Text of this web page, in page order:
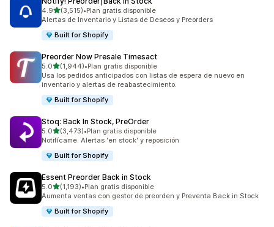
4.9de 5 estrellas
(3,515)
3515 reseñas en total
•Plan gratis disponible
Alertas de Inventario y Listas de Deseos y Preorders
Built for Shopify
Preorder Now Presale Timesact
5.0de 5 estrellas
(1,944)
1944 reseñas en total
•Plan gratis disponible
Usa los pedidos anticipados con listas de espera de nuevo en
inventario y alertas de reabastecimiento.
Built for Shopify
Stoq: Back In Stock, PreOrder
5.0de 5 estrellas
(3,473)
3473 reseñas en total
•Plan gratis disponible
Notifícame. Alertas 'en stock' y reposición
Built for Shopify
Essent Preorder Back in Stock
5.0de 5 estrellas
(1,193)
1193 reseñas en total
•Plan gratis disponible
Aumenta ventas con gestor de preorden y Preventa Back in Stock
Built for Shopify